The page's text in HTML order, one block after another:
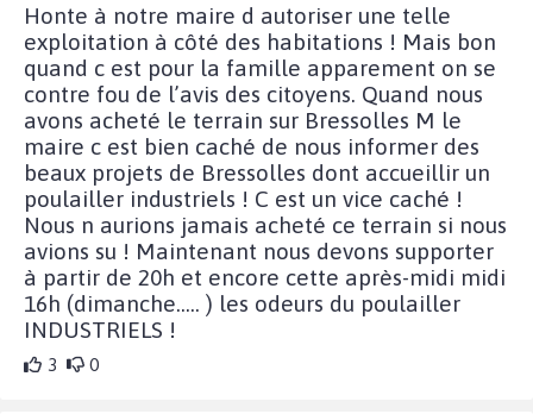
Honte à notre maire d autoriser une telle
exploitation à côté des habitations ! Mais bon
quand c est pour la famille apparement on se
contre fou de l’avis des citoyens. Quand nous
avons acheté le terrain sur Bressolles M le
maire c est bien caché de nous informer des
beaux projets de Bressolles dont accueillir un
poulailler industriels ! C est un vice caché !
Nous n aurions jamais acheté ce terrain si nous
avions su ! Maintenant nous devons supporter
à partir de 20h et encore cette après-midi midi
16h (dimanche..... ) les odeurs du poulailler
INDUSTRIELS !
3 0